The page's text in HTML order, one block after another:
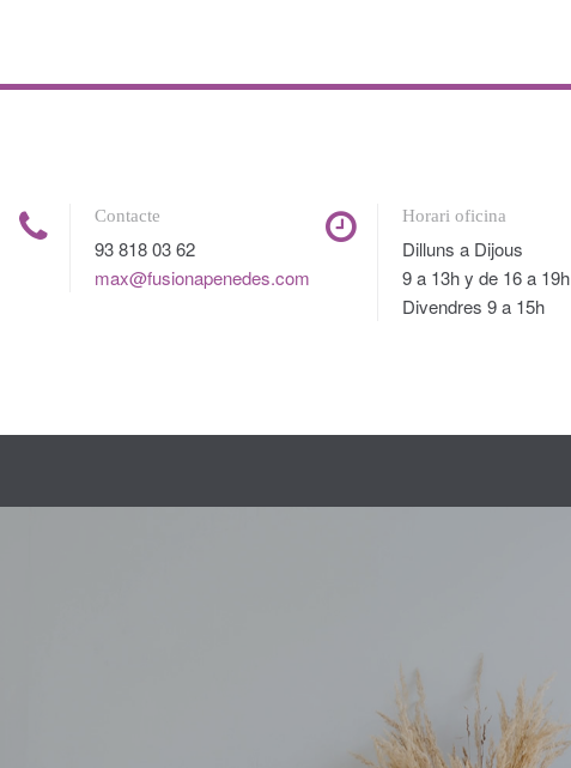
Contacte
93 818 03 62
max@fusionapenedes.com
Horari oficina
Dilluns a Dijous
9 a 13h y de 16 a 19h
Divendres 9 a 15h